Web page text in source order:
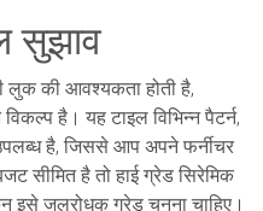
सुझाव
की आवश्यकता होती है,
है। यह टाइल विभिन्न पैटर्न,
है, जिससे आप अपने फर्नीचर
सीमित है तो हाई ग्रेड सिरेमिक
इसे जलरोधक ग्रेड चुनना चाहिए।